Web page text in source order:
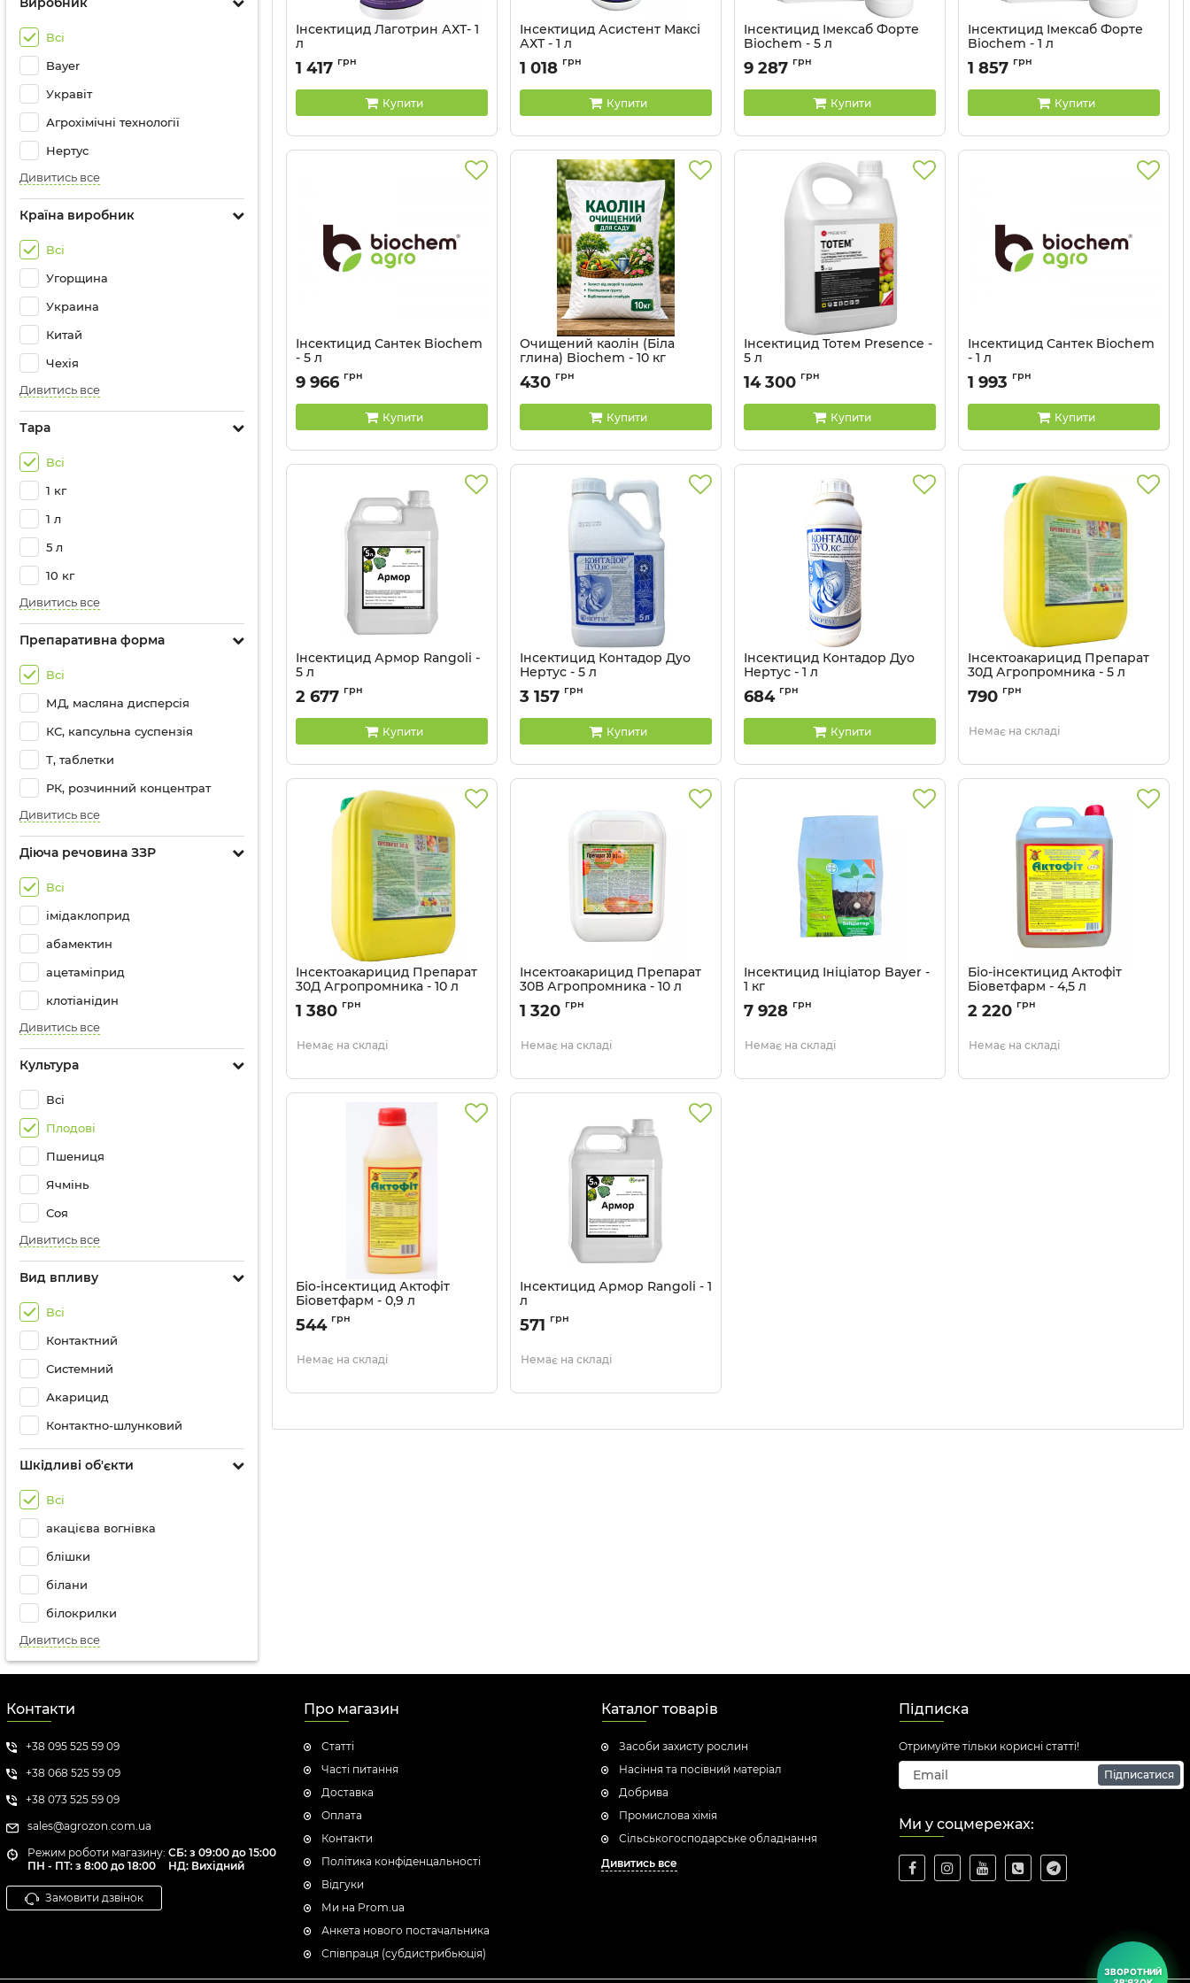
ЗВОРОТНИЙ
Всі
Bayer
Укравіт
Агрохімічні технології
Нертус
Дивитись все
Країна виробник
Всі
Угорщина
Украина
Китай
Чехія
Дивитись все
Тара
Всі
1 кг
1 л
5 л
10 кг
Дивитись все
Препаративна форма
Всі
МД, масляна дисперсія
КС, капсульна суспензія
Т, таблетки
РК, розчинний концентрат
Дивитись все
Діюча речовина ЗЗР
Всі
імідаклоприд
абамектин
ацетаміприд
клотіанідин
Дивитись все
Культура
Всі
Плодові
Пшениця
Ячмінь
Соя
Дивитись все
Вид впливу
Всі
Контактний
Системний
Акарицид
Контактно-шлунковий
Шкідливі об'єкти
Всі
акацієва вогнівка
блішки
білани
білокрилки
Дивитись все
Інсектицид Лаготрин АХТ- 1
л
Артикул: 13030011
1 417 грн
Купити
Інсектицид Асистент Максі
АХТ - 1 л
Артикул: 13030012
1 018 грн
Купити
Інсектицид Імексаб Форте
Biochem - 5 л
9 287 грн
Купити
Інсектицид Імексаб Форте
Biochem - 1 л
1 857 грн
Купити
Інсектицид Сантек Biochem
- 5 л
9 966 грн
Купити
Очищений каолін (Біла
глина) Biochem - 10 кг
430 грн
Купити
Інсектицид Тотем Presence -
5 л
14 300 грн
Купити
Інсектицид Сантек Biochem
- 1 л
1 993 грн
Купити
Інсектицид Армор Rangoli -
5 л
Артикул: 1303302
2 677 грн
Купити
Інсектицид Контадор Дуо
Нертус - 5 л
Артикул: 1303209
3 157 грн
Купити
Інсектицид Контадор Дуо
Нертус - 1 л
Артикул: 1303208
684 грн
Купити
Інсектоакарицид Препарат
30Д Агропромника - 5 л
790 грн
Немає на складі
Інсектоакарицид Препарат
30Д Агропромника - 10 л
1 380 грн
Немає на складі
Інсектоакарицид Препарат
30В Агропромника - 10 л
1 320 грн
Немає на складі
Інсектицид Ініціатор Bayer -
1 кг
Артикул: 1306014
7 928 грн
Немає на складі
Біо-інсектицид Актофіт
Біоветфарм - 4,5 л
Артикул: 1303923
2 220 грн
Немає на складі
Біо-інсектицид Актофіт
Біоветфарм - 0,9 л
Артикул: 1303921
544 грн
Немає на складі
Інсектицид Армор Rangoli - 1
л
Артикул: 1303303
571 грн
Немає на складі
Контакти
+38 095 525 59 09
+38 068 525 59 09
+38 073 525 59 09
sales@agrozon.com.ua
Режим роботи магазину:
ПН - ПТ: з 8:00 до 18:00
СБ: з 09:00 до 15:00
НД: Вихідний
Замовити дзвінок
Про магазин
Статті
Часті питання
Доставка
Оплата
Контакти
Політика конфіденцальності
Відгуки
Ми на Prom.ua
Анкета нового постачальника
Співпраця (субдистрибьюція)
Каталог товарів
Засоби захисту рослин
Насіння та посівний матеріал
Добрива
Промислова хімія
Сільськогосподарське обладнання
Дивитись все
Підписка
Отримуйте тільки корисні статті!
Підписатися
Ми у соцмережах: